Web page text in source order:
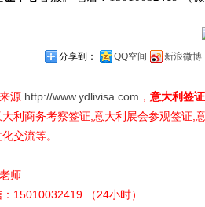
分享到： QQ空间 新浪微博
源 http://www.ydlivisa.com ， 意大利签
利商务考察签证,意大利展会参观签证,
交流等。
师
15010032419 （24小时）